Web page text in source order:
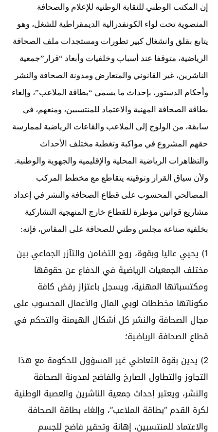
إن المكتب الوطني للنقابة الوطنية للإعلام والصحافة
المنضوية تحت لواء الكونفدرالية الديمقراطية للشغل، وهو
يتابع بقلق وانشغال كبير تطورات ومستجدات ملف الصحافة
الرياضية، متوقفا عند أسباب وخلفيات وأبعاد “قرار”جمعية
الناشرين، غير القانوني والمتعارض ومدونة الصحافة والنشر
وأحكام الدستور، بإحداث ما يسمى “بطاقة الملاعب”، وإلغاء
بطاقة الصحافة المهنية والاعتماد للمنتسبين، ومنعهم، في
سابقة، من الولوج إلى الملاعب والقاعات الرياضية لممارسة
حقهم المشروع في مواكبة وتغطية مختلف الأحداث
والتظاهرات الرياضية المحلية والإقليمية والجهوية والوطنية.
ولأن سياق القرار وتوقيته يتقاطع مع مخطط المركب
المصالحي المحسوب على قطاع الصحافة والنشر في إعداد
مشاريع قوانين مؤطرة للقطاع خارج المنهجية التشاركية
بخلفية صناعة مجلس وطني للصحافة على المقاس، فإنه:
1) يحيي عاليا وبقوة، روح التضامن والتآزر الجماعي بين
مختلف الجمعيات الرياضية في الدفاع عن حقوقها
ومكتسباتها المهنية، ويسجل باعتزاز رفض كافة
مكوناتها مخططات لوبي المال والأعمال المحسوب على
مجال الصحافة والنشر كل أشكال الهيمنة والتحكم في
قطاع الصحافة الرياضية؛
2) يدين بقوة التعاطي غير المسؤول للحكومة مع هذا
التجاوز والتطاول الصارخ والفاضح لمدونة الصحافة
والنشر، ويعتبر إحداث جمعية الناشرين والعصبة الوطنية
لكرة القدم “بطاقة الملاعب”، وإلغاء بطاقة الصحافة
والاعتماد للمنتسبين، إهانة وتحقير فاضح للجسم